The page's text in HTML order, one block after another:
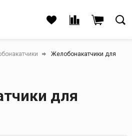
Желобонакатчики для
для